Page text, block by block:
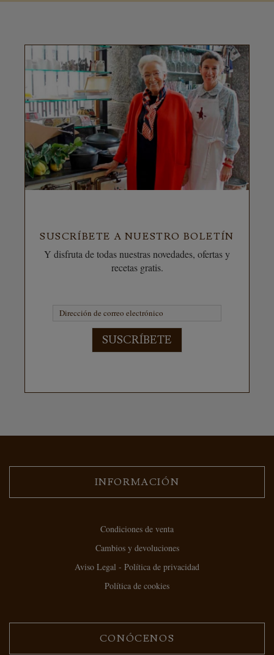
SUSCRÍBETE A NUESTRO BOLETÍN
Y disfruta de todas nuestras novedades, ofertas y
recetas gratis.
SUSCRÍBETE
INFORMACIÓN
Condiciones de venta
Cambios y devoluciones
Aviso Legal - Política de privacidad
Política de cookies
CONÓCENOS